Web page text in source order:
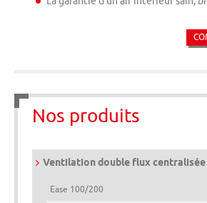
Nos produits
Ventilation double flux centralisée
Ease 100/200